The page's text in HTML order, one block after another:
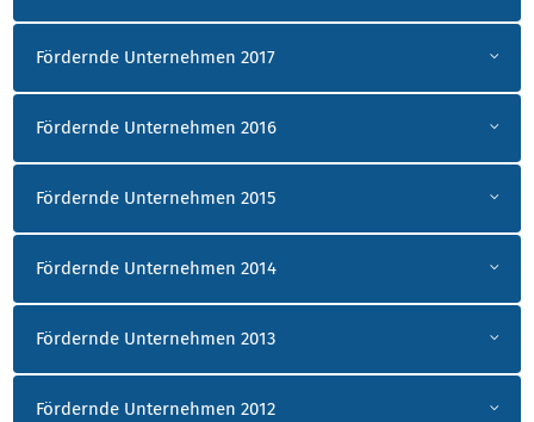
Fördernde Unternehmen 2017
Fördernde Unternehmen 2016
Fördernde Unternehmen 2015
Fördernde Unternehmen 2014
Fördernde Unternehmen 2013
Fördernde Unternehmen 2012